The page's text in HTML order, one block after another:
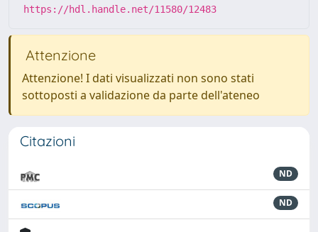
https://hdl.handle.net/11580/12483
Attenzione
Attenzione! I dati visualizzati non sono stati
sottoposti a validazione da parte dell'ateneo
Citazioni
ND
ND